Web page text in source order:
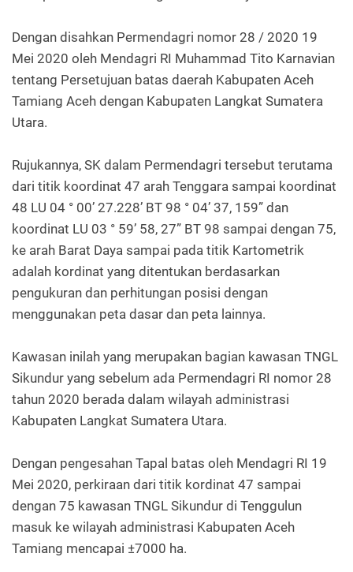
Dengan disahkan Permendagri nomor 28 / 2020 19
Mei 2020 oleh Mendagri RI Muhammad Tito Karnavian
tentang Persetujuan batas daerah Kabupaten Aceh
Tamiang Aceh dengan Kabupaten Langkat Sumatera
Utara.
Rujukannya, SK dalam Permendagri tersebut terutama
dari titik koordinat 47 arah Tenggara sampai koordinat
48 LU 04 ° 00’ 27.228’ BT 98 ° 04’ 37, 159” dan
koordinat LU 03 ° 59’ 58, 27” BT 98 sampai dengan 75,
ke arah Barat Daya sampai pada titik Kartometrik
adalah kordinat yang ditentukan berdasarkan
pengukuran dan perhitungan posisi dengan
menggunakan peta dasar dan peta lainnya.
Kawasan inilah yang merupakan bagian kawasan TNGL
Sikundur yang sebelum ada Permendagri RI nomor 28
tahun 2020 berada dalam wilayah administrasi
Kabupaten Langkat Sumatera Utara.
Dengan pengesahan Tapal batas oleh Mendagri RI 19
Mei 2020, perkiraan dari titik kordinat 47 sampai
dengan 75 kawasan TNGL Sikundur di Tenggulun
masuk ke wilayah administrasi Kabupaten Aceh
Tamiang mencapai ±7000 ha.